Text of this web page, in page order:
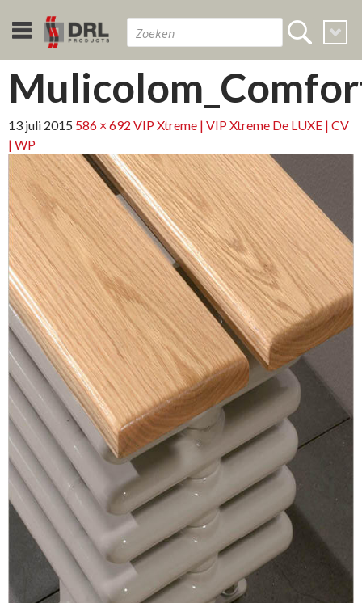
13 juli 2015 586 × 692 VIP Xtreme | VIP Xtreme De LUXE | CV
| WP